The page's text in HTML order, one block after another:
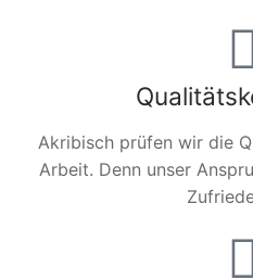
Akribisch prüfen wir die
Arbeit. Denn unser